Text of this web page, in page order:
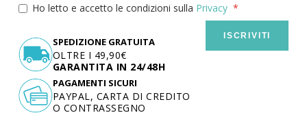
Ho letto e accetto le condizioni sulla Privacy
ISCRIVITI
SPEDIZIONE GRATUITA
OLTRE I 49,90€
GARANTITA IN 24/48H
PAGAMENTI SICURI
PAYPAL, CARTA DI CREDITO
O CONTRASSEGNO